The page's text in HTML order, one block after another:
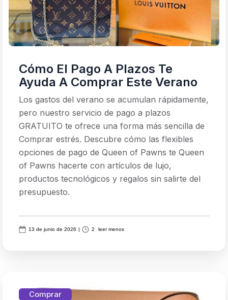
Cómo El Pago A Plazos Te
Ayuda A Comprar Este Verano
Los gastos del verano se acumulan rápidamente,
pero nuestro servicio de pago a plazos
GRATUITO te ofrece una forma más sencilla de
Comprar estrés. Descubre cómo las flexibles
opciones de pago de Queen of Pawns te Queen
of Pawns hacerte con artículos de lujo,
productos tecnológicos y regalos sin salirte del
presupuesto.
13 de junio de 2026 | 2 leer menos
Comprar